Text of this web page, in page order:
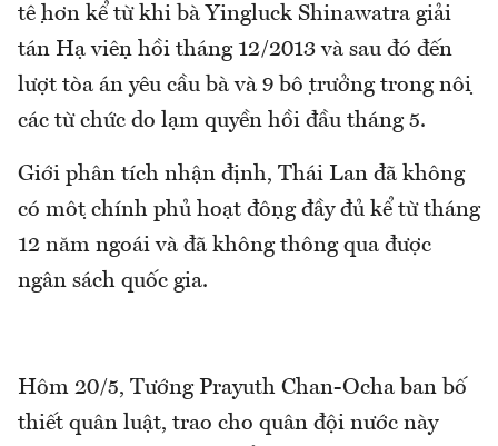
tệ hơn kể từ khi bà Yingluck Shinawatra giải
tán Hạ viện hồi tháng 12/2013 và sau đó đến
lượt tòa án yêu cầu bà và 9 bộ trưởng trong nội
các từ chức do lạm quyền hồi đầu tháng 5.
Giới phân tích nhận định, Thái Lan đã không
có một chính phủ hoạt động đầy đủ kể từ tháng
12 năm ngoái và đã không thông qua được
ngân sách quốc gia.
Hôm 20/5, Tướng Prayuth Chan-Ocha ban bố
thiết quân luật, trao cho quân đội nước này